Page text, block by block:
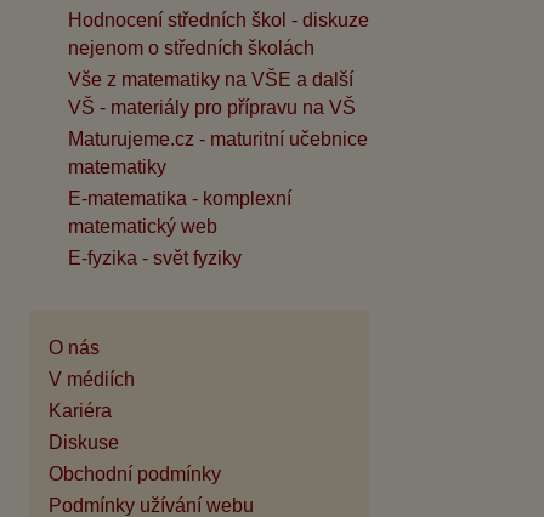
Hodnocení středních škol - diskuze
nejenom o středních školách
Vše z matematiky na VŠE a další
VŠ - materiály pro přípravu na VŠ
Maturujeme.cz - maturitní učebnice
matematiky
E-matematika - komplexní
matematický web
E-fyzika - svět fyziky
O nás
V médiích
Kariéra
Diskuse
Obchodní podmínky
Podmínky užívání webu